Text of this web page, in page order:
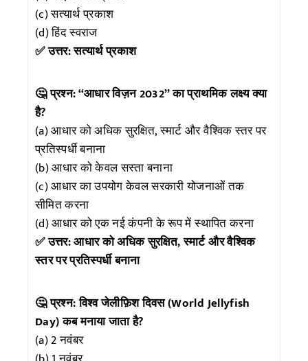
(c) सत्यार्थ प्रकाश
(d) हिंद स्वराज
✅ उत्तर: सत्यार्थ प्रकाश
🤔 प्रश्न: “आधार विज़न 2032” का प्राथमिक लक्ष्य क्या
है?
(a) आधार को अधिक सुरक्षित, स्मार्ट और वैश्विक स्तर पर
प्रतिस्पर्धी बनाना
(b) आधार को केवल सस्ता बनाना
(c) आधार का उपयोग केवल सरकारी योजनाओं तक
सीमित करना
(d) आधार को एक नई कंपनी के रूप में स्थापित करना
✅ उत्तर: आधार को अधिक सुरक्षित, स्मार्ट और वैश्विक
स्तर पर प्रतिस्पर्धी बनाना
🤔 प्रश्न: विश्व जेलीफ़िश दिवस (World Jellyfish
Day) कब मनाया जाता है?
(a) 2 नवंबर